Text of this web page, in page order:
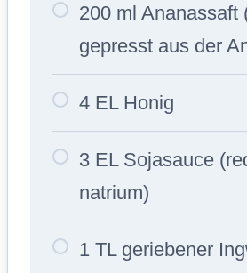
200 ml Ananassaft
gepresst aus der
4 EL Honig
3 EL Sojasauce
natrium)
1 TL geriebener